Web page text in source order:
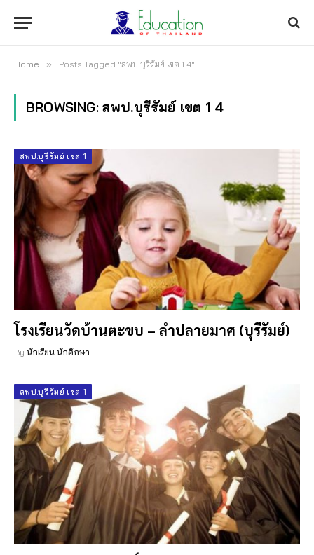
Home » Posts Tagged "สพป.บุรีรัมย์ เขต 1 4"
BROWSING: สพป.บุรีรัมย์ เขต 1 4
สพป.บุรีรัมย์ เขต 1
โรงเรียนวัดบ้านตะขบ – ลำปลายมาศ (บุรีรัมย์)
By นักเรียน นักศึกษา
สพป.บุรีรัมย์ เขต 1